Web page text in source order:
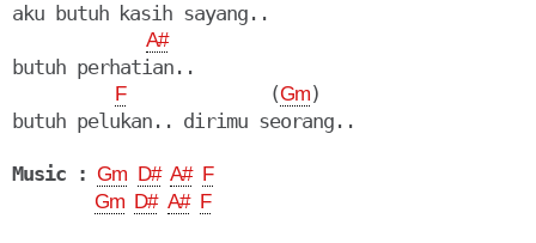
aku butuh kasih sayang..
A#
butuh perhatian..
F
              (
Gm)
Music : Gm D# A# F
Gm D# A# F